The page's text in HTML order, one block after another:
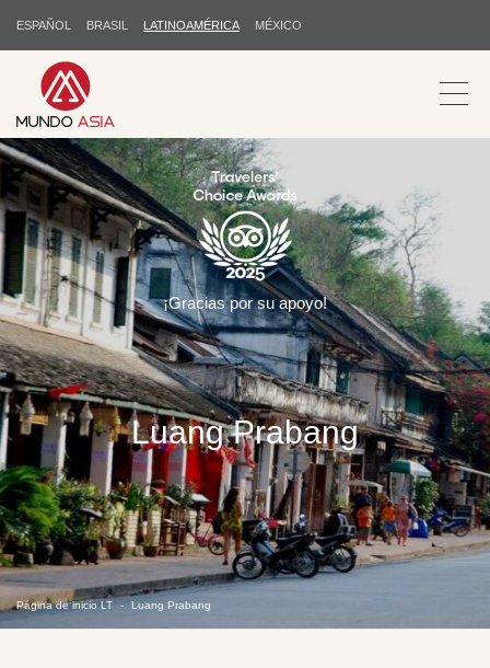
ESPAÑOL BRASIL LATINOAMÉRICA MÉXICO
Luang Prabang
Página de inicio LT Luang Prabang
¡Gracias por su apoyo!